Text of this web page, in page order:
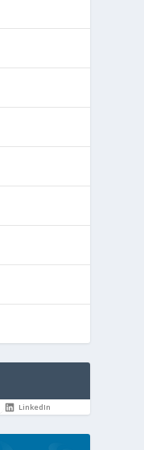
LinkedIn